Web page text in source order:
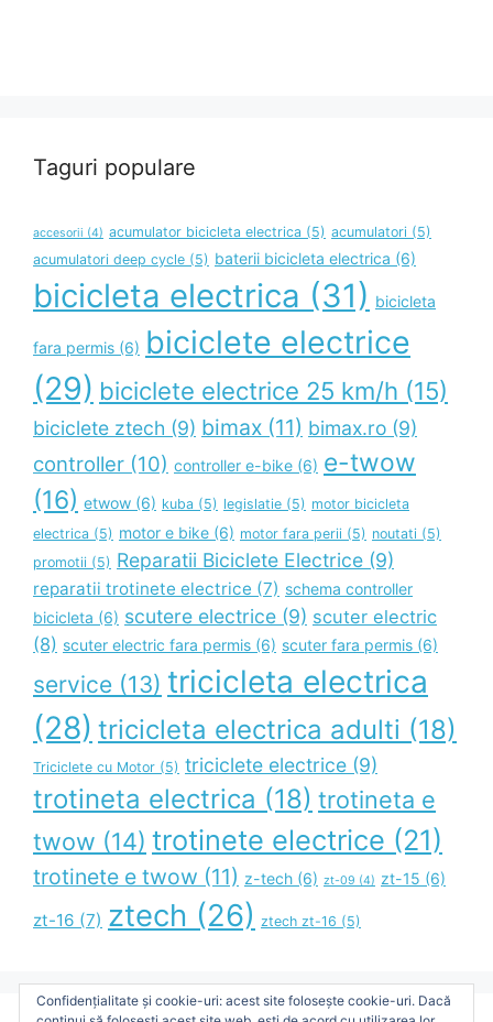
Taguri populare
accesorii (4) acumulator bicicleta electrica (5) acumulatori (5)
acumulatori deep cycle (5) baterii bicicleta electrica (6)
bicicleta electrica (31) bicicleta
fara permis (6) biciclete electrice
(29) biciclete electrice 25 km/h (15)
biciclete ztech (9) bimax (11) bimax.ro (9)
controller (10) controller e-bike (6) e-twow
(16) etwow (6) kuba (5) legislatie (5) motor bicicleta
electrica (5) motor e bike (6) motor fara perii (5) noutati (5)
promotii (5) Reparatii Biciclete Electrice (9)
reparatii trotinete electrice (7) schema controller
bicicleta (6) scutere electrice (9) scuter electric
(8) scuter electric fara permis (6) scuter fara permis (6)
service (13) tricicleta electrica
(28) tricicleta electrica adulti (18)
Triciclete cu Motor (5) triciclete electrice (9)
trotineta electrica (18) trotineta e
twow (14) trotinete electrice (21)
trotinete e twow (11) z-tech (6) zt-09 (4) zt-15 (6)
zt-16 (7) ztech (26) ztech zt-16 (5)
Confidențialitate și cookie-uri: acest site folosește cookie-uri. Dacă